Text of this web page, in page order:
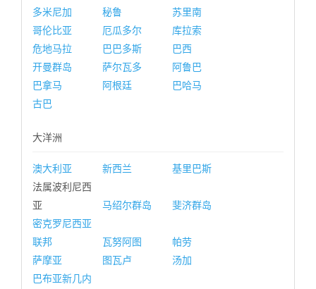
多米尼加
秘鲁
苏里南
哥伦比亚
厄瓜多尔
库拉索
危地马拉
巴巴多斯
巴西
开曼群岛
萨尔瓦多
阿鲁巴
巴拿马
阿根廷
巴哈马
古巴
大洋洲
澳大利亚 新西兰
基里巴斯
法属波利尼西
亚
马绍尔群岛
斐济群岛
密克罗尼西亚
联邦
瓦努阿图
帕劳
萨摩亚
图瓦卢
汤加
巴布亚新几内